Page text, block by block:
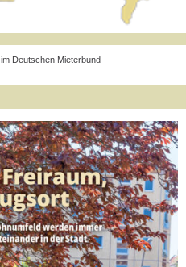
Deutschen Mieterbund